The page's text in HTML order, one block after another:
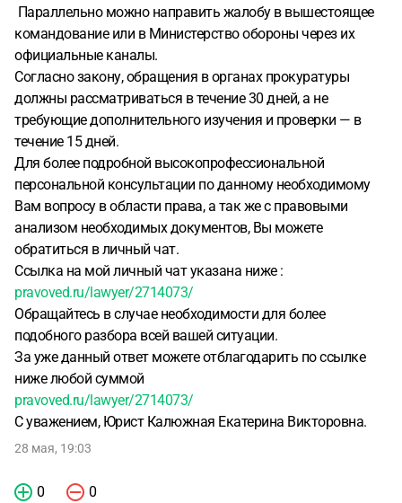
Параллельно можно направить жалобу в вышестоящее
командование или в Министерство обороны через их
официальные каналы.
Согласно закону, обращения в органах прокуратуры
должны рассматриваться в течение 30 дней, а не
требующие дополнительного изучения и проверки — в
течение 15 дней.
Для более подробной высокопрофессиональной
персональной консультации по данному необходимому
Вам вопросу в области права, а так же с правовыми
анализом необходимых документов, Вы можете
обратиться в личный чат.
Ссылка на мой личный чат указана ниже :
pravoved.ru/lawyer/2714073/
Обращайтесь в случае необходимости для более
подобного разбора всей вашей ситуации.
За уже данный ответ можете отблагодарить по ссылке
ниже любой суммой
pravoved.ru/lawyer/2714073/
С уважением, Юрист Калюжная Екатерина Викторовна.
28 мая, 19:03
0 0